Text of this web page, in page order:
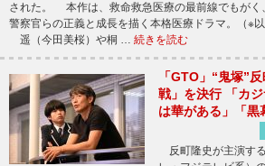
された。 本作は、救命救急医療の最前線でもがく
警察官らの正義と成長を描く本格医療ドラマ。（※
遥（今田美桜）や桐 … 続きを読む
「GTO」“鬼塚”
戦」を決行 「カ
は華がある」「黒
反町隆史が主演す